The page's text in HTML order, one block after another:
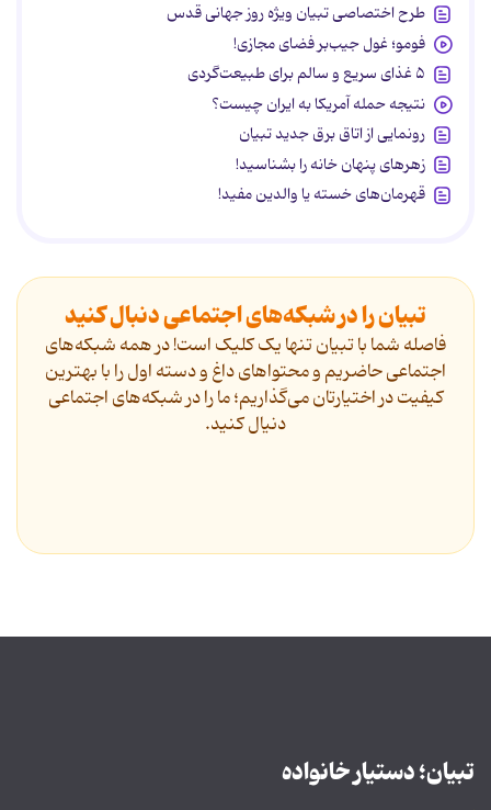
طرح اختصاصی تبیان ویژه روز جهانی قدس
فومو؛ غول جیب‌بر فضای مجازی!
۵ غذای سریع و سالم برای طبیعت‌گردی
نتیجه حمله آمریکا به ایران چیست؟
رونمایی از اتاق برق جدید تبیان
زهرهای پنهان خانه را بشناسید!
قهرمان‌های خسته یا والدین مفید!
تبیان را در شبکه‌های اجتماعی دنبال کنید
فاصله شما با تبیان تنها یک کلیک است! در همه شبکه‌های
اجتماعی حاضریم و محتواهای داغ و دسته اول را با بهترین
کیفیت در اختیارتان می‌گذاریم؛ ما را در شبکه‌های اجتماعی
دنیال کنید.
تبیان؛ دستیار خانواده